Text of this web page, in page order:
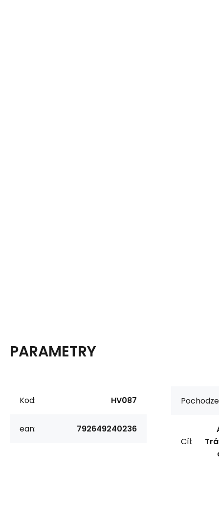
PARAMETRY
Kod: HV087
ean: 792649240236
Cíl: